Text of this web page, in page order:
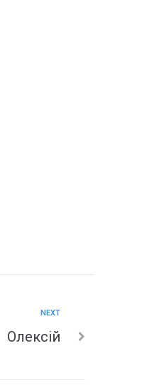
NEXT
Олексій